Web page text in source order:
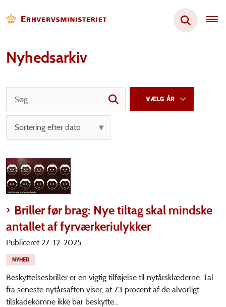
Nyhedsarkiv
Briller før brag: Nye tiltag skal mindske
antallet af fyrværkeriulykker
Publiceret 27-12-2025
NYHED
Beskyttelsesbriller er en vigtig tilføjelse til nytårsklæderne. Tal
fra seneste nytårsaften viser, at 73 procent af de alvorligt
tilskadekomne ikke bar beskytte...